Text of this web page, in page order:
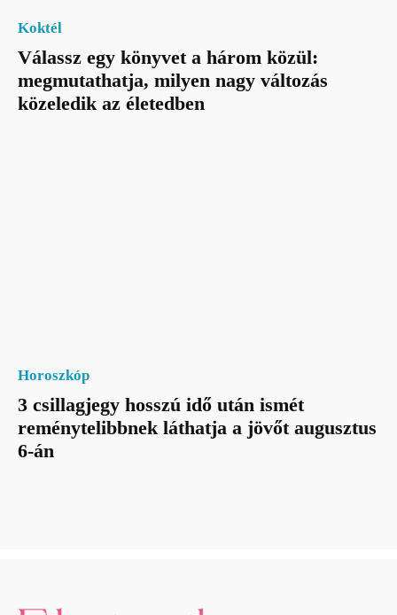
Koktél
Válassz egy könyvet a három közül:
megmutathatja, milyen nagy változás
közeledik az életedben
Horoszkóp
3 csillagjegy hosszú idő után ismét
reménytelibbnek láthatja a jövőt augusztus
6-án